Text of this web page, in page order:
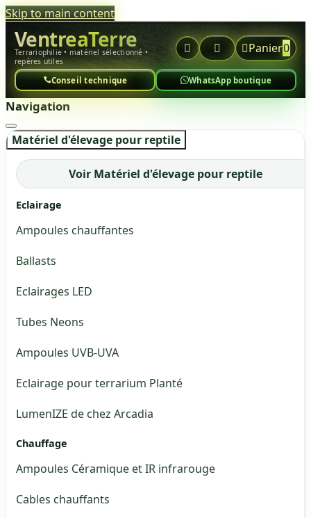
Skip to main content
VentreaTerre
Terrariophilie • matériel sélectionné •
repères utiles
  Panier0
Conseil technique WhatsApp boutique
Navigation
Matériel d'élevage pour reptile
Voir Matériel d'élevage pour reptile
Eclairage
Ampoules chauffantes
Ballasts
Eclairages LED
Tubes Neons
Ampoules UVB-UVA
Eclairage pour terrarium Planté
LumenIZE de chez Arcadia
Chauffage
Ampoules Céramique et IR infrarouge
Cables chauffants